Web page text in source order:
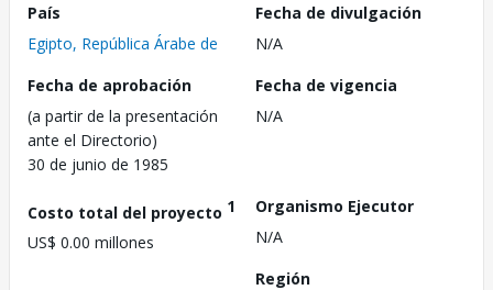
País
Egipto, República Árabe de
Fecha de divulgación
N/A
Fecha de aprobación
(a partir de la presentación
ante el Directorio)
30 de junio de 1985
Fecha de vigencia
N/A
Costo total del proyecto 1
US$ 0.00 millones
Organismo Ejecutor
N/A
Región